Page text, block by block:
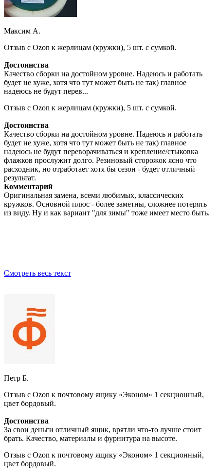
Максим А.
Отзыв с Ozon к жерлицам (кружки), 5 шт. с сумкой.
Достоинства
Качество сборки на достойном уровне. Надеюсь и работать
будет не хуже, хотя что тут может быть не так) главное
надеюсь не будут перев...
Отзыв с Ozon к жерлицам (кружки), 5 шт. с сумкой.
Достоинства
Качество сборки на достойном уровне. Надеюсь и работать
будет не хуже, хотя что тут может быть не так) главное
надеюсь не будут переворачиваться и крепление/стыковка
флажков прослужит долго. Резиновый сторожок ясно что
расходник, но отработает хотя бы сезон - будет отличный
результат.
Комментарий
Оригинальная замена, всеми любимых, классических
кружков. Основной плюс - более заметны, сложнее потерять
из виду. Ну и как вариант "для зимы" тоже имеет место быть.
Смотреть весь текст
Петр Б.
Отзыв с Ozon к почтовому ящику «Эконом» 1 секционный,
цвет бордовый.
Достоинства
За свои деньги отличный ящик, врятли что-то лучше стоит
брать. Качество, материалы и фурнитура на высоте.
Отзыв с Ozon к почтовому ящику «Эконом» 1 секционный,
цвет бордовый.